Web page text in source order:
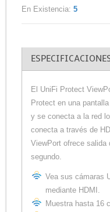
En Existencia: 5
El UniFi Protect
Protect en una
y se conecta a la red
conecta a través de
ViewPort ofrece salida
segundo.
Vea sus cámaras
mediante HDMI.
Muestra hasta 16